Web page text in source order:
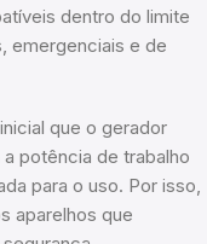
dentro do limite
emergenciais e de
que o gerador
potência de trabalho
para o uso. Por isso,
aparelhos que